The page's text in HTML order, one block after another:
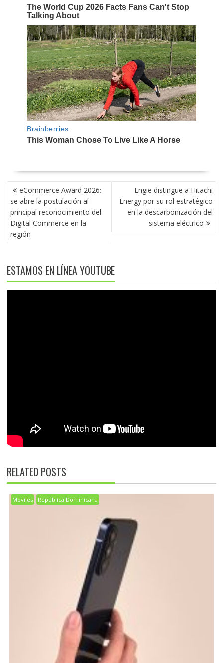
NAVEGACIÓN
DE
ENTRADAS
eCommerce Award 2026:
se abre la postulación al
principal reconocimiento del
Digital Commerce en la
región
Engie distingue a Hitachi
Energy por su rol estratégico
en la descarbonización del
sistema eléctrico
ESTAMOS EN LÍNEA YOUTUBE
RELATED POSTS
Móviles República Dominicana